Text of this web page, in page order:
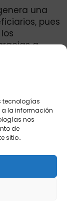
tecnologías
la información
nos
de
sitio..
una
pues
a
a
de
para
de los